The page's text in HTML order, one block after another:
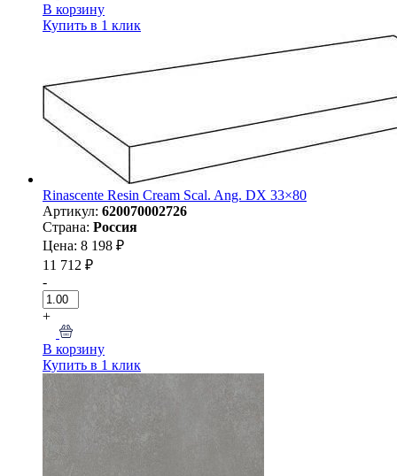
В корзину
Купить в 1 клик
Rinascente Resin Cream Scal. Ang. DX 33×80
Артикул: 620070002726
Страна: Россия
Цена: 8 198 ₽
11 712 ₽
-
+
В корзину
Купить в 1 клик